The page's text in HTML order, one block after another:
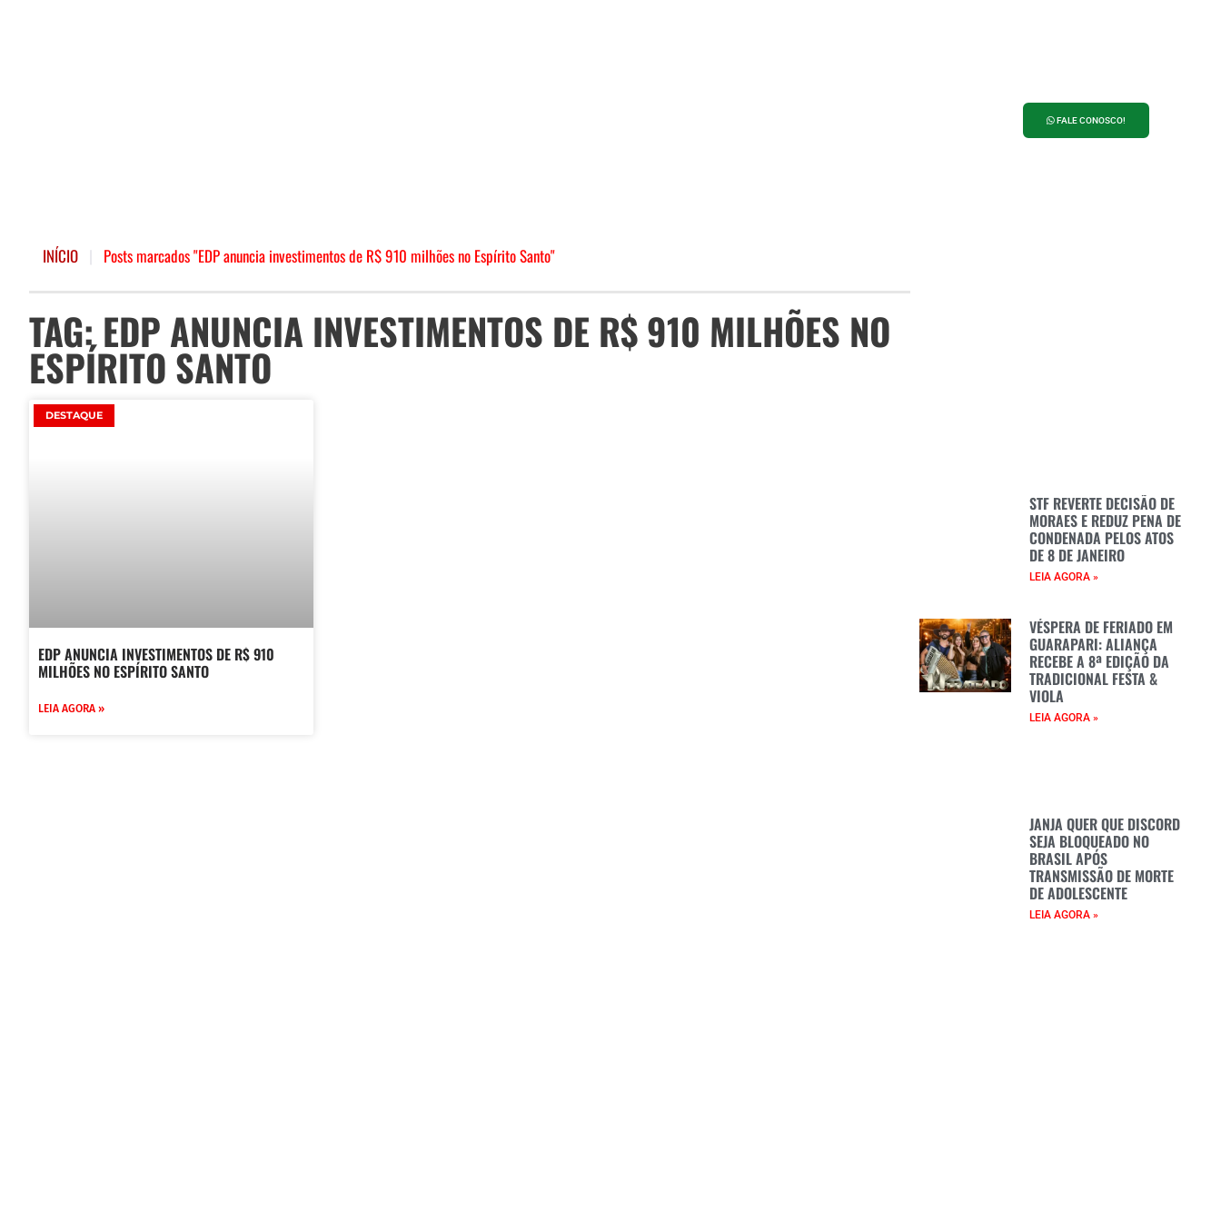
FALE CONOSCO!
INÍCIO Posts marcados "EDP anuncia investimentos de R$ 910 milhões no Espírito Santo"
TAG: EDP ANUNCIA INVESTIMENTOS DE R$ 910 MILHÕES NO
ESPÍRITO SANTO
DESTAQUE
EDP ANUNCIA INVESTIMENTOS DE R$ 910
MILHÕES NO ESPÍRITO SANTO
LEIA AGORA »
STF REVERTE DECISÃO DE
MORAES E REDUZ PENA DE
CONDENADA PELOS ATOS
DE 8 DE JANEIRO
LEIA AGORA »
VÉSPERA DE FERIADO EM
GUARAPARI: ALIANÇA
RECEBE A 8ª EDIÇÃO DA
TRADICIONAL FESTA &
VIOLA
LEIA AGORA »
JANJA QUER QUE DISCORD
SEJA BLOQUEADO NO
BRASIL APÓS
TRANSMISSÃO DE MORTE
DE ADOLESCENTE
LEIA AGORA »